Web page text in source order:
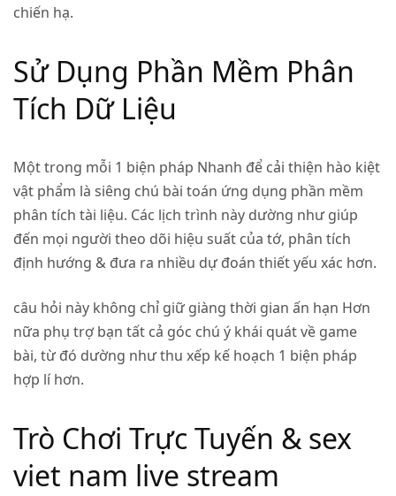
chiến hạ.
Sử Dụng Phần Mềm Phân
Tích Dữ Liệu
Một trong mỗi 1 biện pháp Nhanh để cải thiện hào kiệt
vật phẩm là siêng chú bài toán ứng dụng phần mềm
phân tích tài liệu. Các lịch trình này dường như giúp
đến mọi người theo dõi hiệu suất của tớ, phân tích
định hướng & đưa ra nhiều dự đoán thiết yếu xác hơn.
câu hỏi này không chỉ giữ giàng thời gian ấn hạn Hơn
nữa phụ trợ bạn tất cả góc chú ý khái quát về game
bài, từ đó dường như thu xếp kế hoạch 1 biện pháp
hợp lí hơn.
Trò Chơi Trực Tuyến & sex
viet nam live stream